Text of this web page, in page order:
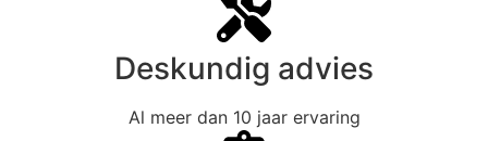
Deskundig advies
Al meer dan 10 jaar ervaring